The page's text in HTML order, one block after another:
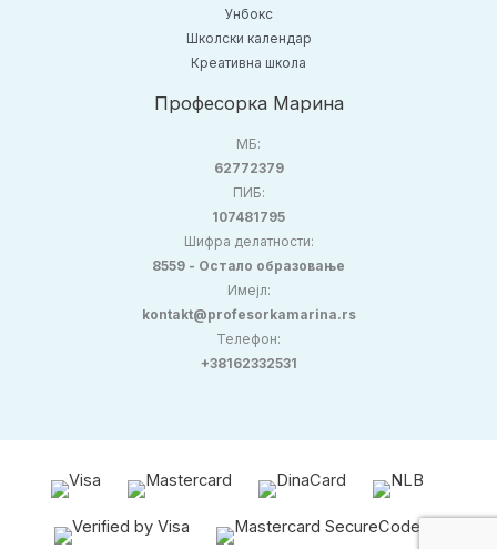
Унбокс
Школски календар
Креативна школа
Професорка Марина
МБ:
62772379
ПИБ:
107481795
Шифра делатности:
8559 - Остало образовање
Имејл:
kontakt@profesorkamarina.rs
Телефон:
+38162332531